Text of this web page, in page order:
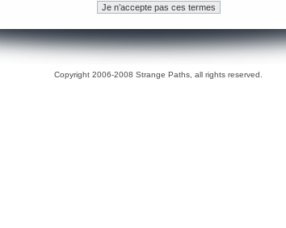
Copyright 2006-2008 Strange Paths, all rights reserved.